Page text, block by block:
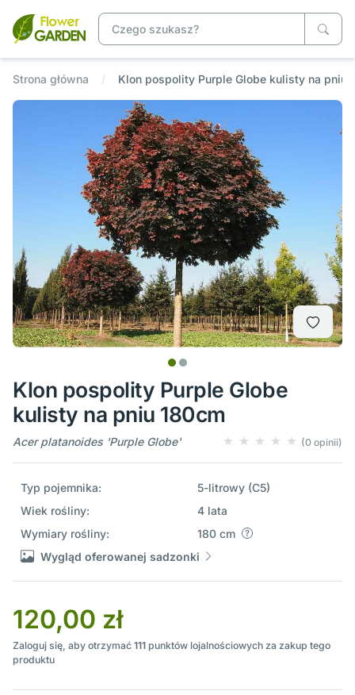
Strona główna Klon pospolity Purple Globe kulisty na pniu
Klon pospolity Purple Globe
kulisty na pniu 180cm
Acer platanoides 'Purple Globe' (0 opinii)
Typ pojemnika:
5-litrowy (C5)
Wiek rośliny:
4 lata
Wymiary rośliny:
180 cm
Wygląd oferowanej sadzonki
120,00 zł
Zaloguj się, aby otrzymać 111 punktów lojalnościowych za zakup tego
produktu